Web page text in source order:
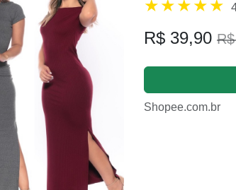
R$ 39,90
Shopee.com.br